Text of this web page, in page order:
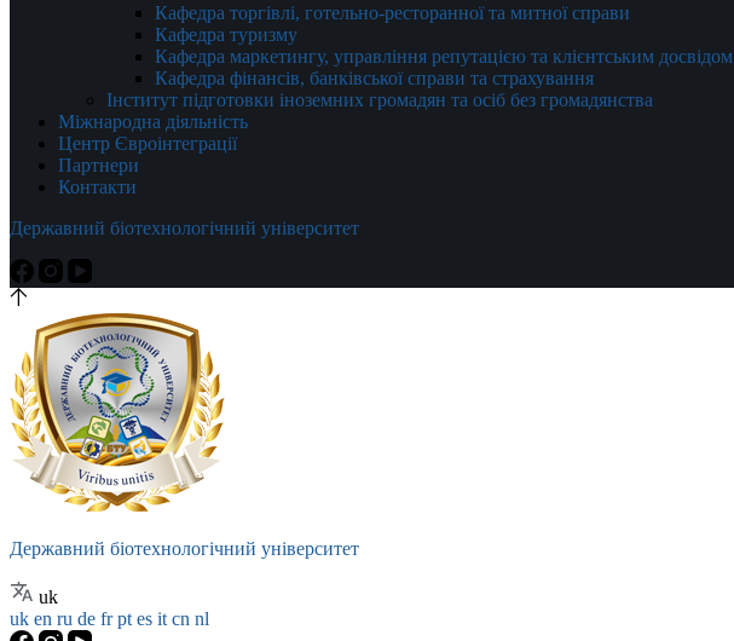
Кафедра торгівлі, готельно-ресторанної та митної справи
Кафедра туризму
Кафедра маркетингу, управління репутацією та клієнтським досвідом
Кафедра фінансів, банківської справи та страхування
Інститут підготовки іноземних громадян та осіб без громадянства
Міжнародна діяльність
Центр Євроінтеграції
Партнери
Контакти
Державний біотехнологічний університет
Державний біотехнологічний університет
uk
uk en ru de frpt es it cn nl